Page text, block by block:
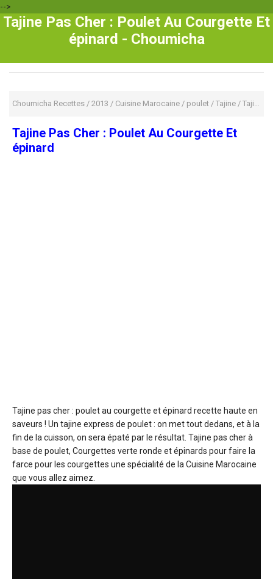
-->
Tajine Pas Cher : Poulet Au Courgette Et
épinard - Choumicha
Choumicha Recettes / 2013 / Cuisine Marocaine / poulet / Tajine / Tajines traditionnels
Tajine Pas Cher : Poulet Au Courgette Et
épinard
Tajine pas cher : poulet au courgette et épinard recette haute en
saveurs ! Un tajine express de poulet : on met tout dedans, et à la
fin de la cuisson, on sera épaté par le résultat. Tajine pas cher à
base de poulet, Courgettes verte ronde et épinards pour faire la
farce pour les courgettes une spécialité de la Cuisine Marocaine
que vous allez aimez.